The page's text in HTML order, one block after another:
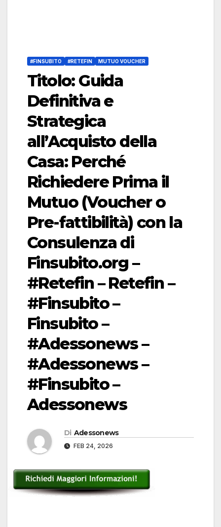
#FINSUBITO #RETEFIN MUTUO VOUCHER
Titolo: Guida
Definitiva e
Strategica
all’Acquisto della
Casa: Perché
Richiedere Prima il
Mutuo (Voucher o
Pre-fattibilità) con la
Consulenza di
Finsubito.org –
#Retefin – Retefin –
#Finsubito –
Finsubito –
#Adessonews –
#Adessonews –
#Finsubito –
Adessonews
Di Adessonews
FEB 24, 2026